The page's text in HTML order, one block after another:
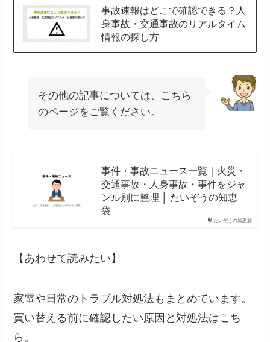
事故速報はどこで確認できる？人
身事故・交通事故のリアルタイム
情報の探し方
その他の記事については、こちら
のページをご覧ください。
たいぞうの知恵袋
事件・事故ニュース一覧｜火災・
交通事故・人身事故・事件をジャ
ンル別に整理 │ たいぞうの知恵
袋
【あわせて読みたい】
家電や日常のトラブル対処法もまとめています。
買い替える前に確認したい原因と対処法はこち
ら。